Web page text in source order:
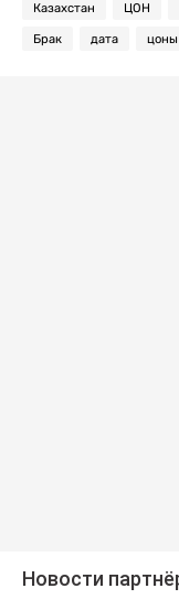
Казахстан ЦОН
Брак дата цоны